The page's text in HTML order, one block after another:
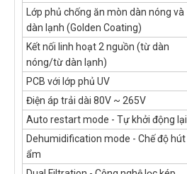
Lớp phủ chống ăn mòn dàn nóng và
dàn lạnh (Golden Coating)
Kết nối linh hoạt 2 nguồn (từ dàn
nóng/từ dàn lạnh)
PCB với lớp phủ UV
Điện áp trải dài 80V ~ 265V
Auto restart mode - Tự khởi động lại
Dehumidification mode - Chế độ hút
ẩm